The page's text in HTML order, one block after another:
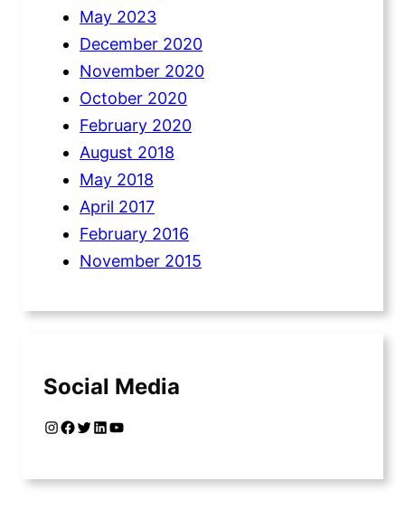
May 2023
December 2020
November 2020
October 2020
February 2020
August 2018
May 2018
April 2017
February 2016
November 2015
Social Media
InstagramFacebook Twitter LinkedIn YouTube